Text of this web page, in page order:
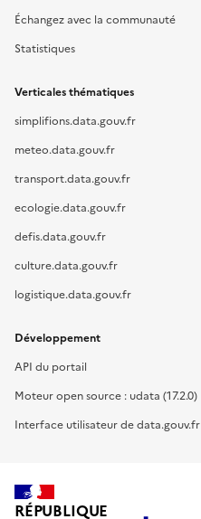
Échangez avec la communauté
Statistiques
Verticales thématiques
simplifions.data.gouv.fr
meteo.data.gouv.fr
transport.data.gouv.fr
ecologie.data.gouv.fr
defis.data.gouv.fr
culture.data.gouv.fr
logistique.data.gouv.fr
Développement
API du portail
Moteur open source : udata (17.2.0)
Interface utilisateur de
RÉPUBLIQUE